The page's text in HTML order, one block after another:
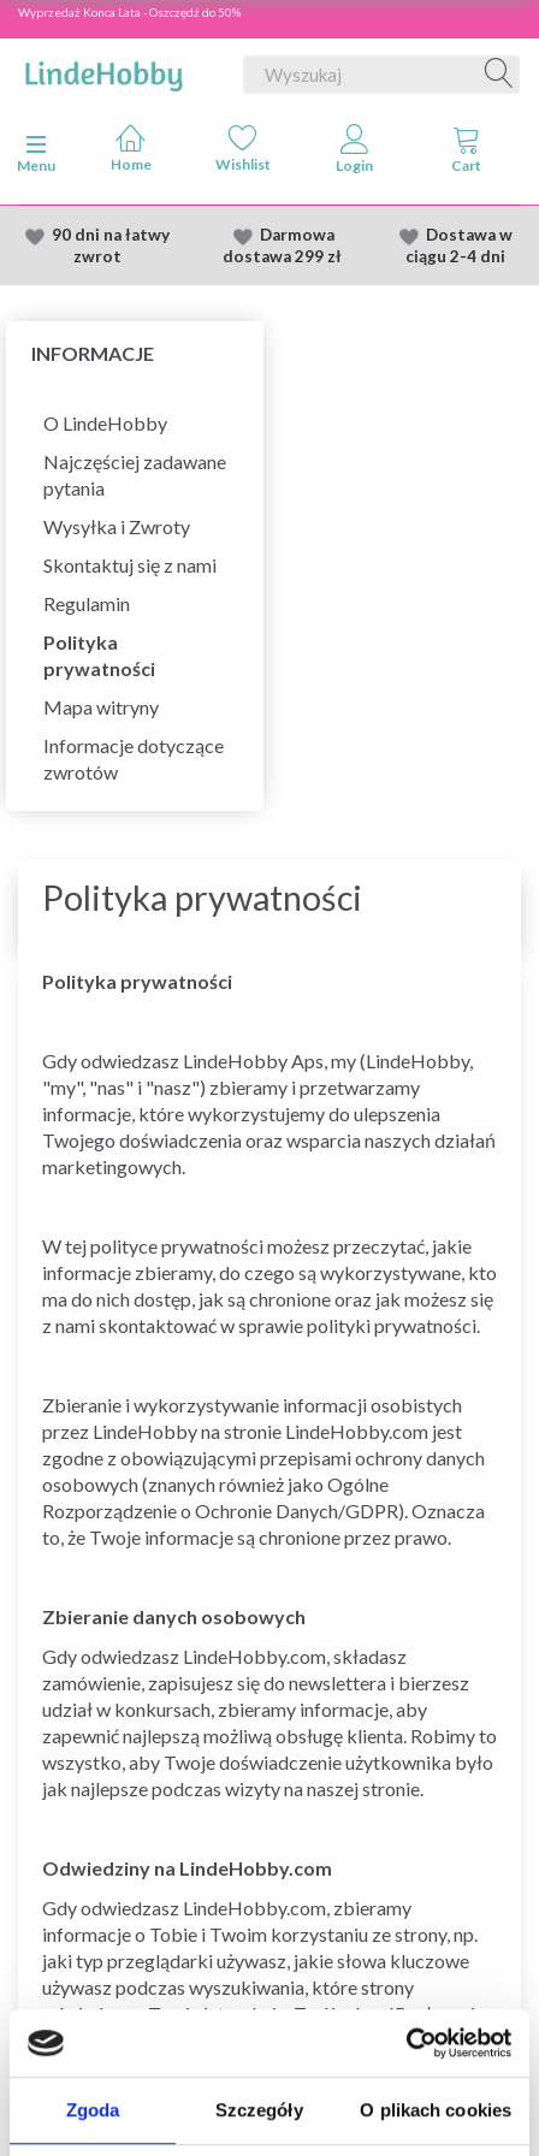
Zgoda Szczegóły O plikach cookies
Wyprzedaż Konca Lata - Oszczędź do 50%
Przełącz nawigację
Menu
90 dni na łatwy
zwrot
Darmowa
dostawa299 zł
Dostawaw
ciągu 2-4 dni
INFORMACJE
O LindeHobby
Najczęściej zadawane
pytania
Wysyłka i Zwroty
Skontaktuj się z nami
Regulamin
Polityka
prywatności
Mapa witryny
Informacje dotyczące
zwrotów
Polityka prywatności
Polityka prywatności
Gdy odwiedzasz LindeHobby Aps, my (LindeHobby,
"my", "nas" i "nasz") zbieramy i przetwarzamy
informacje, które wykorzystujemy do ulepszenia
Twojego doświadczenia oraz wsparcia naszych działań
marketingowych.
W tej polityce prywatności możesz przeczytać, jakie
informacje zbieramy, do czego są wykorzystywane, kto
ma do nich dostęp, jak są chronione oraz jak możesz się
z nami skontaktować w sprawie polityki prywatności.
Zbieranie i wykorzystywanie informacji osobistych
przez LindeHobby na stronie LindeHobby.com jest
zgodne z obowiązującymi przepisami ochrony danych
osobowych (znanych również jako Ogólne
Rozporządzenie o Ochronie Danych/GDPR). Oznacza
to, że Twoje informacje są chronione przez prawo.
Zbieranie danych osobowych
Gdy odwiedzasz LindeHobby.com, składasz
zamówienie, zapisujesz się do newslettera i bierzesz
udział w konkursach, zbieramy informacje, aby
zapewnić najlepszą możliwą obsługę klienta. Robimy to
wszystko, aby Twoje doświadczenie użytkownika było
jak najlepsze podczas wizyty na naszej stronie.
Odwiedziny na LindeHobby.com
Gdy odwiedzasz LindeHobby.com, zbieramy
informacje o Tobie i Twoim korzystaniu ze strony, np.
jaki typ przeglądarki używasz, jakie słowa kluczowe
używasz podczas wyszukiwania, które strony
odwiedzasz, Twoje interakcje, Twój adres IP, włączając
Twoją lokalizację geograficzną oraz jak długo
Informacje osobiste są również zbierane za pomocą